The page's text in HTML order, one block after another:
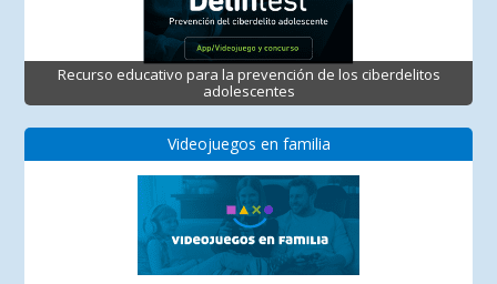
Recurso educativo para la prevención de los ciberdelitos
adolescentes
Videojuegos en familia